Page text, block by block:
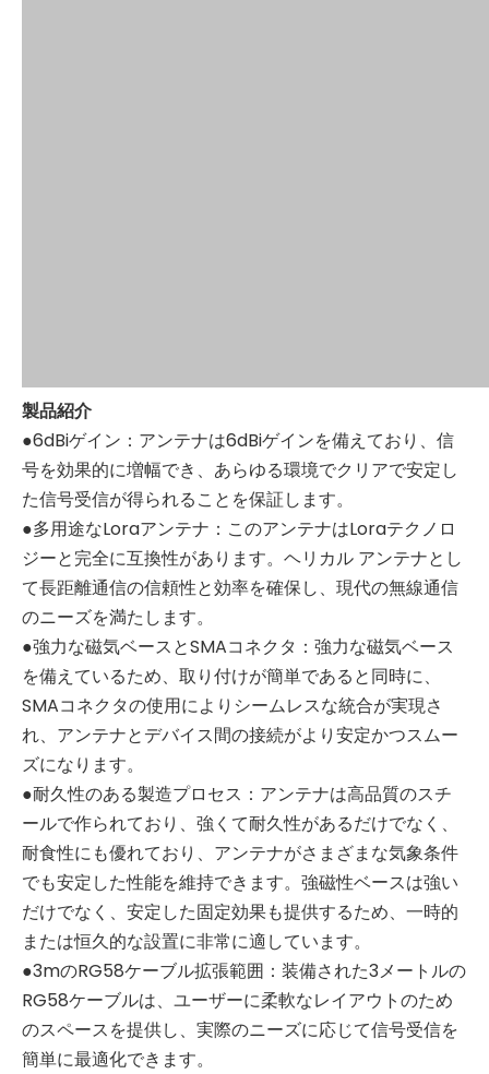
製品紹介
●6dBiゲイン：アンテナは6dBiゲインを備えており、信
号を効果的に増幅でき、あらゆる環境でクリアで安定し
た信号受信が得られることを保証します。
●多用途なLoraアンテナ：このアンテナはLoraテクノロ
ジーと完全に互換性があります。ヘリカル アンテナとし
て長距離通信の信頼性と効率を確保し、現代の無線通信
のニーズを満たします。
●強力な磁気ベースとSMAコネクタ：強力な磁気ベース
を備えているため、取り付けが簡単であると同時に、
SMAコネクタの使用によりシームレスな統合が実現さ
れ、アンテナとデバイス間の接続がより安定かつスムー
ズになります。
●耐久性のある製造プロセス：アンテナは高品質のスチ
ールで作られており、強くて耐久性があるだけでなく、
耐食性にも優れており、アンテナがさまざまな気象条件
でも安定した性能を維持できます。強磁性ベースは強い
だけでなく、安定した固定効果も提供するため、一時的
または恒久的な設置に非常に適しています。
●3mのRG58ケーブル拡張範囲：装備された3メートルの
RG58ケーブルは、ユーザーに柔軟なレイアウトのため
のスペースを提供し、実際のニーズに応じて信号受信を
簡単に最適化できます。